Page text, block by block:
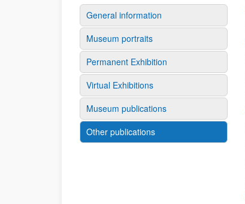
General information
Museum portraits
Permanent Exhibition
Virtual Exhibitions
Museum publications
Other publications